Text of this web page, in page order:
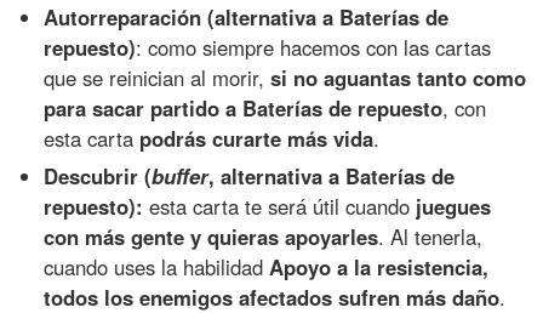
Autorreparación (alternativa a Baterías de
repuesto): como siempre hacemos con las cartas
que se reinician al morir,si no aguantas tanto como
para sacar partido a Baterías de repuesto, con
esta carta podrás curarte más vida.
Descubrir (buffer, alternativa a Baterías de
repuesto): esta carta te será útil cuando juegues
con más gente y quieras apoyarles. Al tenerla,
cuando uses la habilidadApoyo a la resistencia,
todos los enemigos afectados sufren más daño.